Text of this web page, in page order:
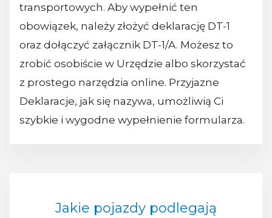
transportowych. Aby wypełnić ten
obowiązek, należy złożyć deklarację DT-1
oraz dołączyć załącznik DT-1/A. Możesz to
zrobić osobiście w Urzędzie albo skorzystać
z prostego narzędzia online. Przyjazne
Deklaracje, jak się nazywa, umożliwią Ci
szybkie i wygodne wypełnienie formularza.
Jakie pojazdy podlegają